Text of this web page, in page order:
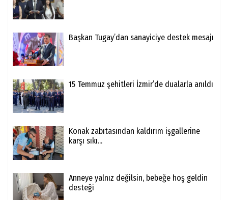
Başkan Tugay’dan sanayiciye destek mesajı
15 Temmuz şehitleri İzmir’de dualarla anıldı
Konak zabıtasından kaldırım işgallerine
karşı sıkı...
Anneye yalnız değilsin, bebeğe hoş geldin
desteği